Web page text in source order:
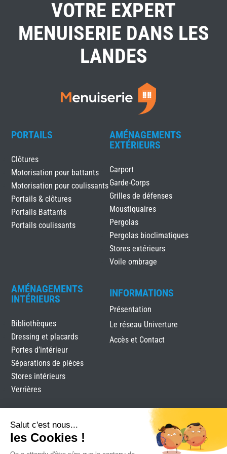
VOTRE EXPERT
MENUISERIE DANS LES
LANDES
PORTAILS
Clôtures
Motorisation pour battants
Motorisation pour coulissants
Portails & clôtures
Portails Battants
Portails coulissants
AMÉNAGEMENTS
EXTÉRIEURS
Carport
Garde-Corps
Grilles de défenses
Moustiquaires
Pergolas
Pergolas bioclimatiques
Stores extérieurs
Voile ombrage
AMÉNAGEMENTS
INTÉRIEURS
Bibliothèques
Dressing et placards
Portes d’intérieur
Séparations de pièces
Stores intérieurs
Verrières
INFORMATIONS
Présentation
Le réseau Univerture
Accès et Contact